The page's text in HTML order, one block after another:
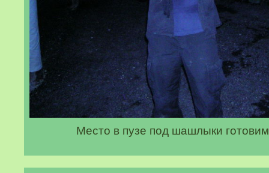
Место в пузе под шашлыки